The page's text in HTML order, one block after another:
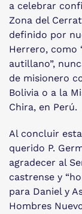
a celebrar
Zona del
definido por
Herrero, como
autillano”,
de misionero
Bolivia o a la
Chira, en Perú.
Al concluir
querido P.
agradecer al
castrense y
para Daniel y
Hombres